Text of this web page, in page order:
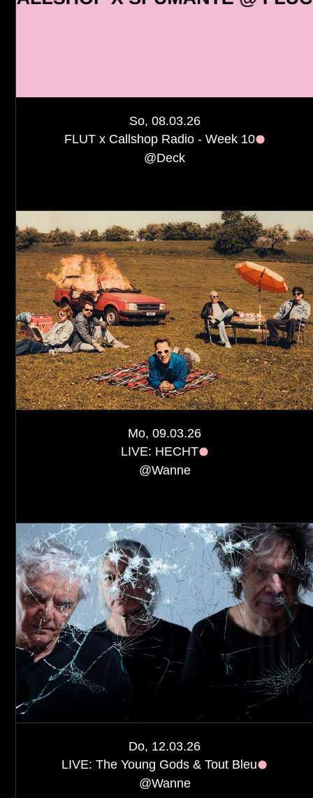
So, 08.03.26
FLUT x Callshop Radio - Week 10
@Deck
Mo, 09.03.26
LIVE: HECHT
@Wanne
Do, 12.03.26
LIVE: The Young Gods & Tout Bleu
@Wanne